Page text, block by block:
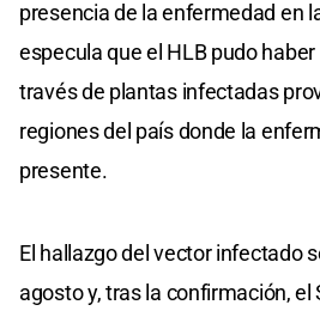
presencia de la enfermedad en
especula que el HLB pudo
través de plantas infectadas
regiones del país donde la
presente.
El hallazgo del vector infectado
agosto y, tras la confirmación, el